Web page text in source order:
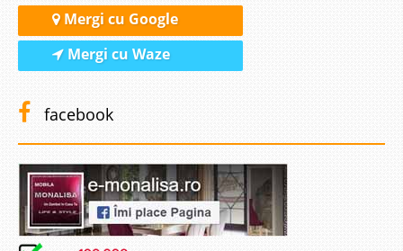
Mergi cu Google
Mergi cu Waze
facebook